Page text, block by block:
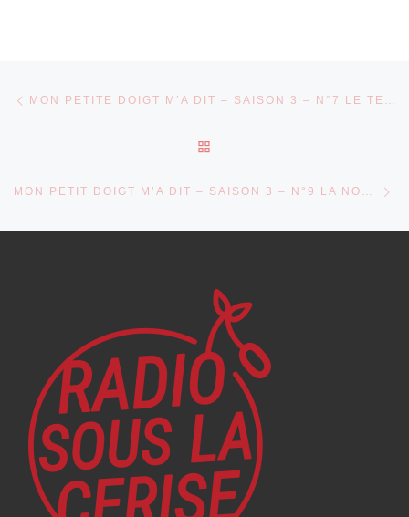
Parcourir les articles MON PETITE DOIGT M’A DIT – SAISON 3 – N°7 LE TEMPS DES CERISES
MON PETIT DOIGT M’A DIT – SAISON 3 – N°9 LA NOUVELLE GÉNÉRATION DÉBARQUE